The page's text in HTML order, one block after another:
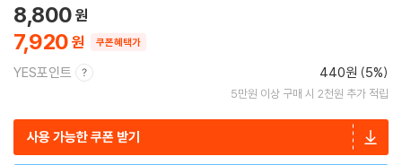
7,920
8,800
쿠폰혜택가
YES포인트 440원 (5%)
5만원 이상 구매 시 2천원 추가 적립
사용 가능한 쿠폰 받기